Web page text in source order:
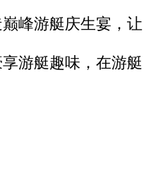
峰游艇庆生宴，让
游艇趣味，在游艇